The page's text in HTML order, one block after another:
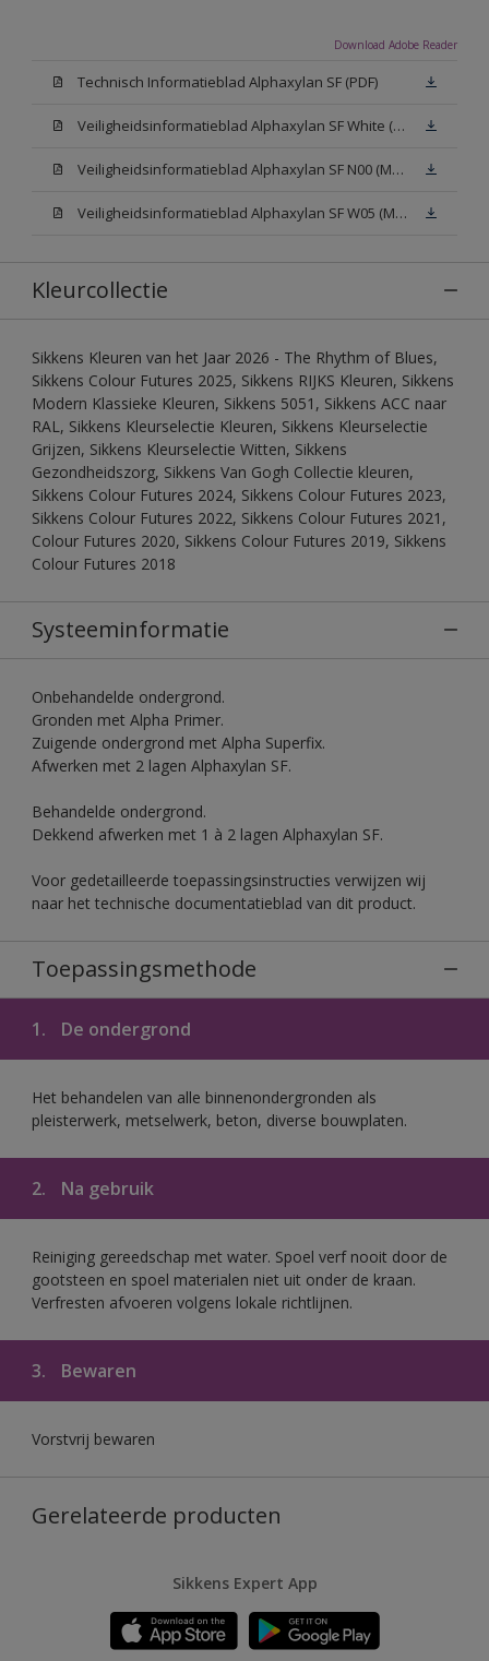
Download Adobe Reader
Technisch Informatieblad Alphaxylan SF (PDF)
Veiligheidsinformatieblad Alphaxylan SF White (MSDS)
Veiligheidsinformatieblad Alphaxylan SF N00 (MSDS)
Veiligheidsinformatieblad Alphaxylan SF W05 (MSDS)
Kleurcollectie
Sikkens Kleuren van het Jaar 2026 - The Rhythm of Blues,
Sikkens Colour Futures 2025, Sikkens RIJKS Kleuren, Sikkens
Modern Klassieke Kleuren, Sikkens 5051, Sikkens ACC naar
RAL, Sikkens Kleurselectie Kleuren, Sikkens Kleurselectie
Grijzen, Sikkens Kleurselectie Witten, Sikkens
Gezondheidszorg, Sikkens Van Gogh Collectie kleuren,
Sikkens Colour Futures 2024, Sikkens Colour Futures 2023,
Sikkens Colour Futures 2022, Sikkens Colour Futures 2021,
Colour Futures 2020, Sikkens Colour Futures 2019, Sikkens
Colour Futures 2018
Systeeminformatie
Onbehandelde ondergrond.
Gronden met Alpha Primer.
Zuigende ondergrond met Alpha Superfix.
Afwerken met 2 lagen Alphaxylan SF.
Behandelde ondergrond.
Dekkend afwerken met 1 à 2 lagen Alphaxylan SF.
Voor gedetailleerde toepassingsinstructies verwijzen wij
naar het technische documentatieblad van dit product.
Toepassingsmethode
1. De ondergrond
Het behandelen van alle binnenondergronden als
pleisterwerk, metselwerk, beton, diverse bouwplaten.
2. Na gebruik
Reiniging gereedschap met water. Spoel verf nooit door de
gootsteen en spoel materialen niet uit onder de kraan.
Verfresten afvoeren volgens lokale richtlijnen.
3. Bewaren
Vorstvrij bewaren
Gerelateerde producten
Sikkens Expert App